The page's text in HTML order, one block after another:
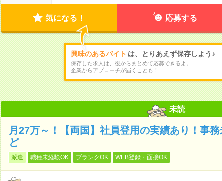
気になる！ 応募する
興味のあるバイト は、とりあえず保存しよう♪
保存した求人は、後からまとめて応募できるよ。
企業からアプローチが届くことも！
未読
月27万～！【両国】社員登用の実績あり！事
ど
派遣 職種未経験OK ブランクOK WEB登録・面接OK